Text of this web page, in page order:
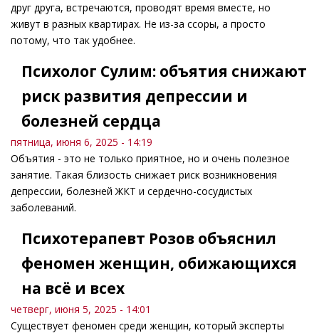
друг друга, встречаются, проводят время вместе, но
живут в разных квартирах. Не из-за ссоры, а просто
потому, что так удобнее.
Психолог Сулим: объятия снижают
риск развития депрессии и
болезней сердца
пятница, июня 6, 2025 - 14:19
Объятия - это не только приятное, но и очень полезное
занятие. Такая близость снижает риск возникновения
депрессии, болезней ЖКТ и сердечно-сосудистых
заболеваний.
Психотерапевт Розов объяснил
феномен женщин, обижающихся
на всё и всех
четверг, июня 5, 2025 - 14:01
Существует феномен среди женщин, который эксперты